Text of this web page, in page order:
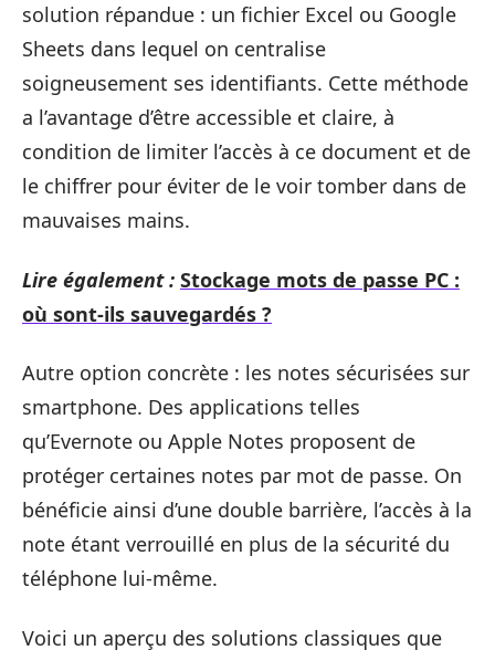
solution répandue : un fichier Excel ou Google
Sheets dans lequel on centralise
soigneusement ses identifiants. Cette méthode
a l’avantage d’être accessible et claire, à
condition de limiter l’accès à ce document et de
le chiffrer pour éviter de le voir tomber dans de
mauvaises mains.
Lire également : Stockage mots de passe PC :
où sont-ils sauvegardés ?
Autre option concrète : les notes sécurisées sur
smartphone. Des applications telles
qu’Evernote ou Apple Notes proposent de
protéger certaines notes par mot de passe. On
bénéficie ainsi d’une double barrière, l’accès à la
note étant verrouillé en plus de la sécurité du
téléphone lui-même.
Voici un aperçu des solutions classiques que